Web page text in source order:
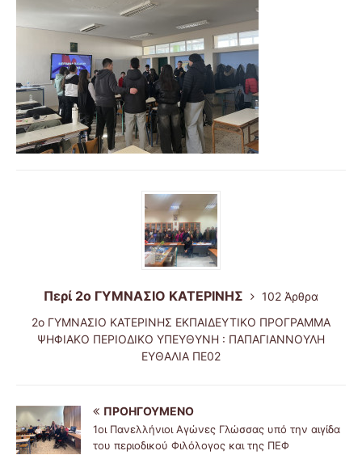
Περί 2ο ΓΥΜΝΑΣΙΟ ΚΑΤΕΡΙΝΗΣ
102 Άρθρα
2ο ΓΥΜΝΑΣΙΟ ΚΑΤΕΡΙΝΗΣ ΕΚΠΑΙΔΕΥΤΙΚΟ ΠΡΟΓΡΑΜΜΑ
ΨΗΦΙΑΚΟ ΠΕΡΙΟΔΙΚΟ ΥΠΕΥΘΥΝΗ : ΠΑΠΑΓΙAΝΝΟΥΛΗ
ΕΥΘΑΛΙΑ ΠE02
ΠΡΟΗΓΟΎΜΕΝΟ
1οι Πανελλήνιοι Αγώνες Γλώσσας υπό την αιγίδα
του περιοδικού Φιλόλογος και της ΠΕΦ